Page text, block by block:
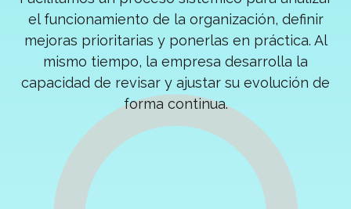
el funcionamiento de la organización, definir
mejoras prioritarias y ponerlas en práctica. Al
mismo tiempo, la empresa desarrolla la
capacidad de revisar y ajustar su evolución de
forma continua.